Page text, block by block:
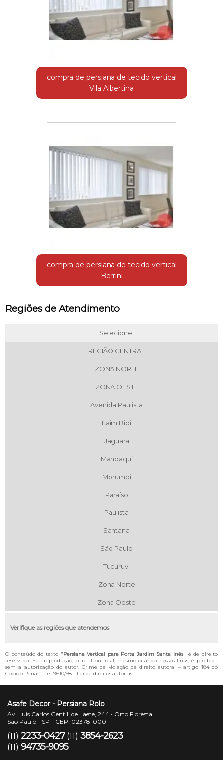
compra de persiana de tecido vertical
Vila Albertina
compra de persiana de tecido vertical
Berrini
Regiões de Atendimento
Selecione:
REGIÃO CENTRAL
ZONA NORTE
ZONA OESTE
Avenida Paulista
Itaim Bibi
Jaguara
Mandaqui
Morumbi
Paraíso
Paulista
Santana
São Paulo
Tucuruvi
Zona Norte
Zona Oeste
Verifique as regiões que atendemos
O conteúdo do texto "Persiana Vertical para Porta Jardim Santa Inês" é de direito
reservado. Sua reprodução, parcial ou total, mesmo citando nossos links, é proibida
sem a autorização do autor. Crime de violação de direito autoral – artigo 184 do
Código Penal – Lei 9610/98 - Lei de direitos autorais.
Asafe Decor - Persiana Rolo
Av. Luis Carlos Gentili de Laete, 244 - Orto Florestal
São Paulo - SP - CEP: 02378-000
(11) 2233-0427 (11) 3854-2623
(11) 94735-9095